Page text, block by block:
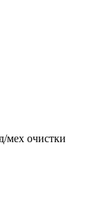
мех очистки